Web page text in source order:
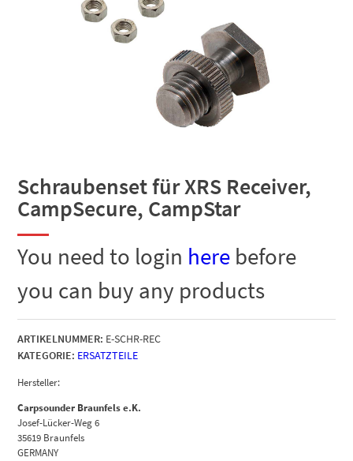
Schraubenset für XRS Receiver,
CampSecure, CampStar
You need to login here before
you can buy any products
ARTIKELNUMMER: E-SCHR-REC
KATEGORIE: ERSATZTEILE
Hersteller:
Carpsounder Braunfels e.K.
Josef-Lücker-Weg 6
35619 Braunfels
GERMANY